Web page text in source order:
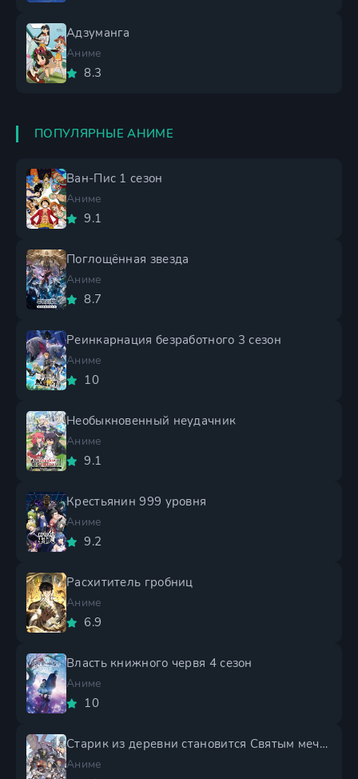
Адзуманга
Аниме
8.3
ПОПУЛЯРНЫЕ АНИМЕ
Ван-Пис 1 сезон
Аниме
9.1
Поглощённая звезда
Аниме
8.7
Реинкарнация безработного 3 сезон
Аниме
10
Необыкновенный неудачник
Аниме
9.1
Крестьянин 999 уровня
Аниме
9.2
Расхититель гробниц
Аниме
6.9
Власть книжного червя 4 сезон
Аниме
10
Старик из деревни становится Святым мечом 2 сезон
Аниме